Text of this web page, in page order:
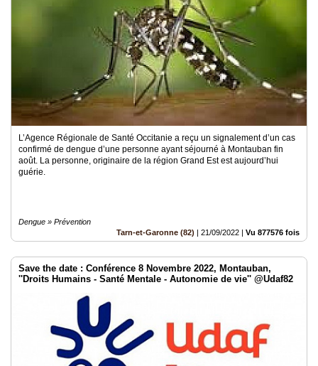
L’Agence Régionale de Santé Occitanie a reçu un signalement d’un cas
confirmé de dengue d’une personne ayant séjourné à Montauban fin
août. La personne, originaire de la région Grand Est est aujourd’hui
guérie.
Dengue » Prévention
Tarn-et-Garonne (82) | 21/09/2022 | Vu 877576 fois
Save the date : Conférence 8 Novembre 2022, Montauban,
''Droits Humains - Santé Mentale - Autonomie de vie'' @Udaf82